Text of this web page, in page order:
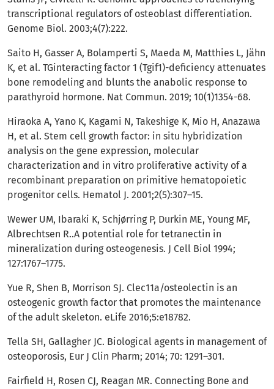
transcriptional regulators of osteoblast differentiation.
Genome Biol. 2003;4(7):222.
Saito H, Gasser A, Bolamperti S, Maeda M, Matthies L, Jähn
K, et al. TGinteracting factor 1 (Tgif1)-deficiency attenuates
bone remodeling and blunts the anabolic response to
parathyroid hormone. Nat Commun. 2019; 10(1)1354-68.
Hiraoka A, Yano K, Kagami N, Takeshige K, Mio H, Anazawa
H, et al. Stem cell growth factor: in situ hybridization
analysis on the gene expression, molecular
characterization and in vitro proliferative activity of a
recombinant preparation on primitive hematopoietic
progenitor cells. Hematol J. 2001;2(5):307–15.
Wewer UM, Ibaraki K, Schjørring P, Durkin ME, Young MF,
Albrechtsen R..A potential role for tetranectin in
mineralization during osteogenesis. J Cell Biol 1994;
127:1767–1775.
Yue R, Shen B, Morrison SJ. Clec11a/osteolectin is an
osteogenic growth factor that promotes the maintenance
of the adult skeleton. eLife 2016;5:e18782.
Tella SH, Gallagher JC. Biological agents in management of
osteoporosis, Eur J Clin Pharm; 2014; 70: 1291–301.
Fairfield H, Rosen CJ, Reagan MR. Connecting Bone and